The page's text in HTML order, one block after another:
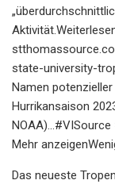
state-university-
Namen
Hurrikansaison
Mehr
Das neueste